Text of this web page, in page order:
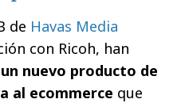
de Havas Media
con Ricoh, han
nuevo producto de
al ecommerce que